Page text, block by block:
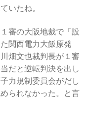
ウントダウンinかわさ
演会を開催
ウントダウンinかわさ
いたね。
審の大阪地裁で「設
関西電力大飯原発
畑文也裁判長が１審
だと逆転判決を出し
力規制委員会がだし
られなかった。と言